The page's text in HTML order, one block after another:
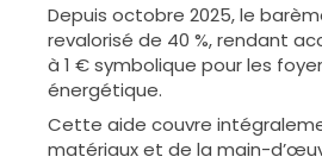
Depuis octobre 2025, le
revalorisé de 40 %, rendant
à 1 € symbolique pour les
énergétique.
Cette aide couvre
matériaux et de la main-